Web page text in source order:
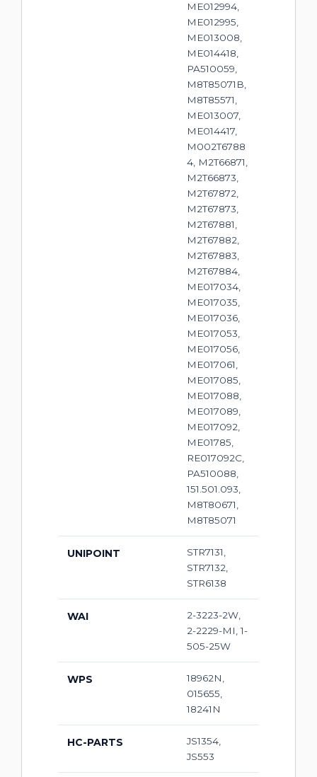
ME012994,
ME012995,
ME013008,
ME014418,
PA510059,
M8T85071B,
M8T85571,
ME013007,
ME014417,
M002T6788
4, M2T66871,
M2T66873,
M2T67872,
M2T67873,
M2T67881,
M2T67882,
M2T67883,
M2T67884,
ME017034,
ME017035,
ME017036,
ME017053,
ME017056,
ME017061,
ME017085,
ME017088,
ME017089,
ME017092,
ME01785,
RE017092C,
PA510088,
151.501.093,
M8T80671,
M8T85071
UNIPOINT
STR7131,
STR7132,
STR6138
WAI
2-3223-2W,
2-2229-MI, 1-
505-25W
WPS
18962N,
015655,
18241N
HC-PARTS
JS1354,
JS553